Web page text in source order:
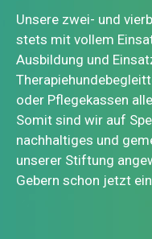
Unsere zwei- und
stets mit vollem
Ausbildung und
oder Pflegekassen
Somit sind wir auf
nachhaltiges und
unserer Stiftung
Gebern schon jetzt